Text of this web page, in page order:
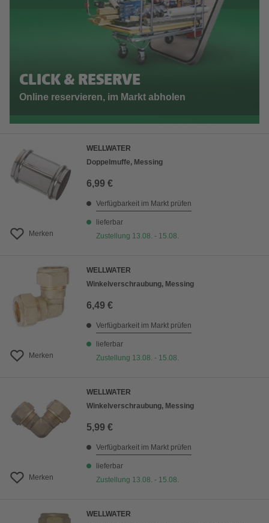
CLICK & RESERVE
Online reservieren, im Markt abholen
Merken
WELLWATER
Doppelmuffe, Messing
6,99 €
Verfügbarkeit im Markt prüfen
lieferbar
Zustellung 13.08. - 15.08.
Merken
WELLWATER
Winkelverschraubung, Messing
6,49 €
Verfügbarkeit im Markt prüfen
lieferbar
Zustellung 13.08. - 15.08.
Merken
WELLWATER
Winkelverschraubung, Messing
5,99 €
Verfügbarkeit im Markt prüfen
lieferbar
Zustellung 13.08. - 15.08.
WELLWATER